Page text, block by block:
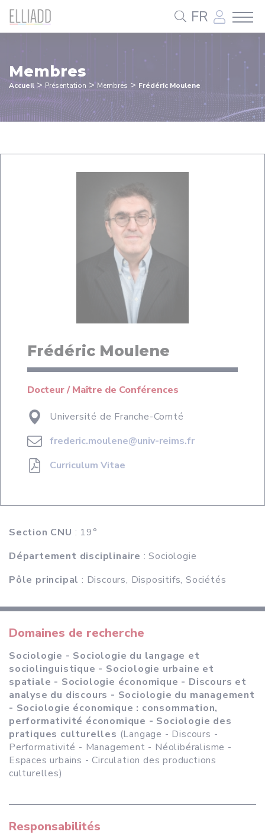
FR
Membres
Accueil > Présentation >Membres > Frédéric Moulene
Frédéric Moulene
Docteur / Maître de Conférences
Université de Franche-Comté
frederic.moulene@univ-reims.fr
Curriculum Vitae
Section CNU : 19°
Département disciplinaire : Sociologie
Pôle principal : Discours, Dispositifs, Sociétés
Domaines de recherche
Sociologie - Sociologie du langage et
sociolinguistique - Sociologie urbaine et
spatiale - Sociologie économique - Discours et
analyse du discours - Sociologie du management
- Sociologie économique : consommation,
performativité économique - Sociologie des
pratiques culturelles (Langage - Discours -
Performativité - Management - Néolibéralisme -
Espaces urbains - Circulation des productions
culturelles)
Responsabilités
Panneau de gestion des cookies